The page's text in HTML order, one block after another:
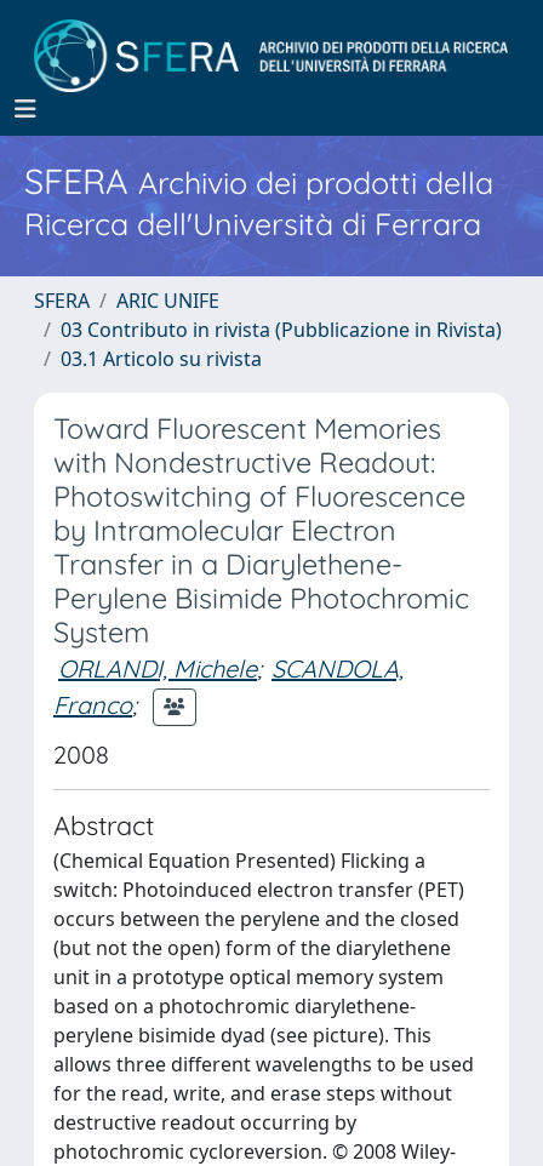
SFERA Archivio dei prodotti della
Ricerca dell'Università di Ferrara
SFERA
ARIC UNIFE
03 Contributo in rivista (Pubblicazione in Rivista)
03.1 Articolo su rivista
Toward Fluorescent Memories
with Nondestructive Readout:
Photoswitching of Fluorescence
by Intramolecular Electron
Transfer in a Diarylethene-
Perylene Bisimide Photochromic
System
ORLANDI, Michele; SCANDOLA,
Franco;
2008
Abstract
(Chemical Equation Presented) Flicking a
switch: Photoinduced electron transfer (PET)
occurs between the perylene and the closed
(but not the open) form of the diarylethene
unit in a prototype optical memory system
based on a photochromic diarylethene-
perylene bisimide dyad (see picture). This
allows three different wavelengths to be used
for the read, write, and erase steps without
destructive readout occurring by
photochromic cycloreversion. © 2008 Wiley-